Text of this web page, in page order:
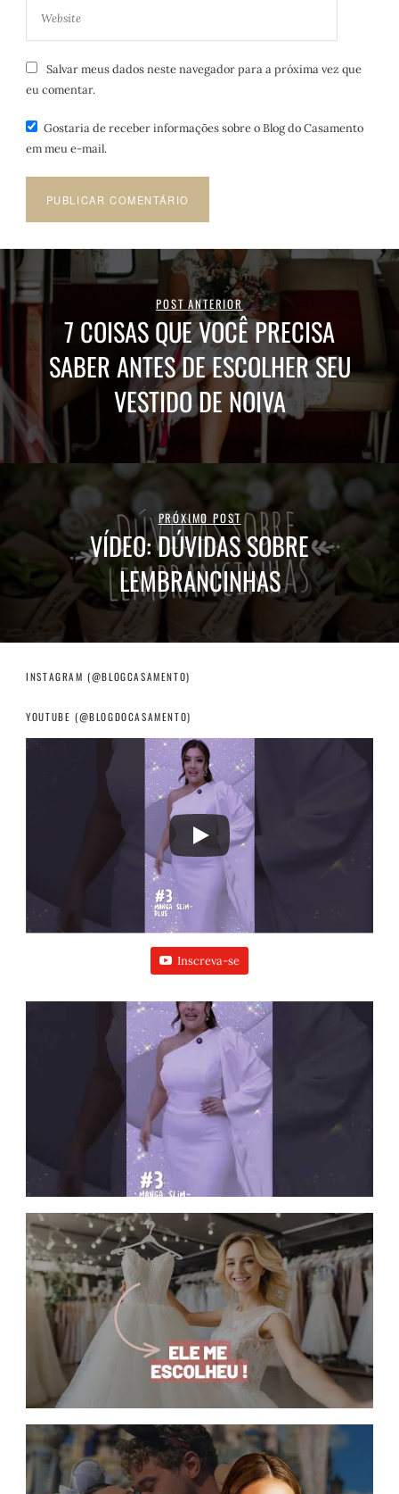
Salvar meus dados neste navegador para a próxima vez que
eu comentar.
Gostaria de receber informações sobre o Blog do Casamento
em meu e-mail.
POST ANTERIOR
7 COISAS QUE VOCÊ PRECISA
SABER ANTES DE ESCOLHER SEU
VESTIDO DE NOIVA
PRÓXIMO POST
VÍDEO: DÚVIDAS SOBRE
LEMBRANCINHAS
INSTAGRAM (@BLOGCASAMENTO)
YOUTUBE (@BLOGDOCASAMENTO)
Inscreva-se